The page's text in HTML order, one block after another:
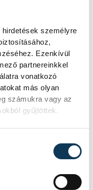
személyre
Ezenkívül
partnereinkkel
vonatkozó
más olyan
számukra vagy az
gyűjtöttek.
hely nyert...
adatok
értékelték
százalékos